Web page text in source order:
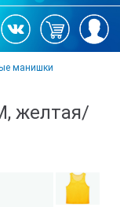
манишки
желтая/